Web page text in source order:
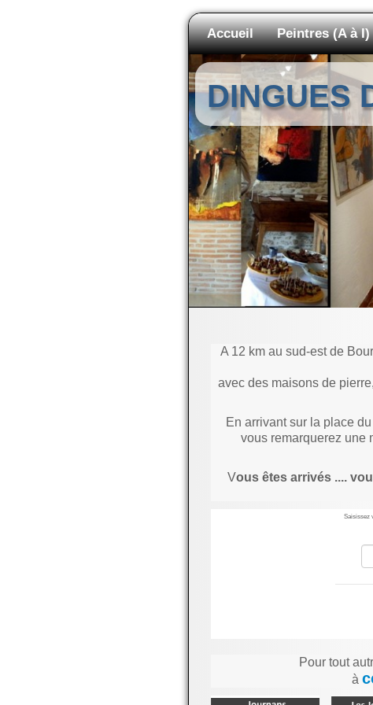
Accueil Peintres (A à I)
DINGUES
A 12 km au sud-est de
avec des maisons de
En arrivant sur la place
vous remarquerez une
Vous êtes arrivés ....
Saisissez
Pour tout
à